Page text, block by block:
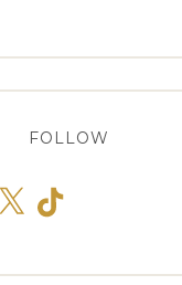
FOLLOW
X TikTok